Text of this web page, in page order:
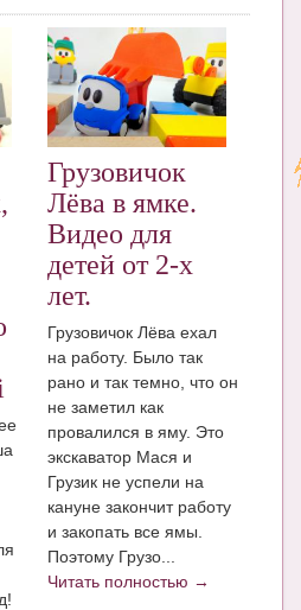
и веса ребенка
Грузовичок
Лёва в ямке.
Видео для
детей от 2-х
лет.
Грузовичок Лёва ехал
на работу. Было так
рано и так темно, что он
не заметил как
провалился в яму. Это
экскаватор Мася и
Грузик не успели на
кануне закончит работу
и закопать все ямы.
Поэтому Грузо...
Читать полностью →